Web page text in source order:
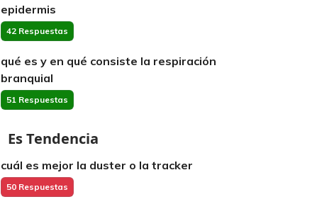
epidermis
42 Respuestas
qué es y en qué consiste la respiración
branquial
51 Respuestas
Es Tendencia
cuál es mejor la duster o la tracker
50 Respuestas